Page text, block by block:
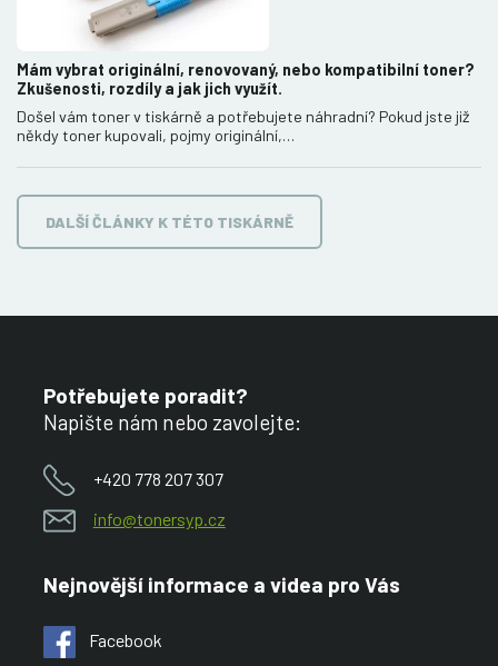
Mám vybrat originální, renovovaný, nebo kompatibilní toner?
Zkušenosti, rozdíly a jak jich využít.
Došel vám toner v tiskárně a potřebujete náhradní? Pokud jste již
někdy toner kupovali, pojmy originální,…
DALŠÍ ČLÁNKY K TÉTO TISKÁRNĚ
Potřebujete poradit?
Napište nám nebo zavolejte:
+420 778 207 307
info@tonersyp.cz
Nejnovější informace a videa pro Vás
Facebook